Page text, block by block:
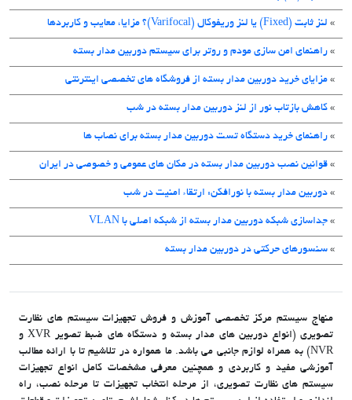
» لنز ثابت (Fixed) یا لنز وریفوکال (Varifocal)؟ مزایا، معایب و کاربردها
» راهنمای امن سازی مودم و روتر برای سیستم دوربین مدار بسته
» مزایای خرید دوربین مدار بسته از فروشگاه های تخصصی اینترنتی
» کاهش بازتاب نور از لنز دوربین مدار بسته در شب
» راهنمای خرید دستگاه تست دوربین مدار بسته برای نصاب ها
» قوانین نصب دوربین مدار بسته در مکان های عمومی و خصوصی در ایران
» دوربین مدار بسته با نورافکن: ارتقاء امنیت در شب
» جداسازی شبکه دوربین مدار بسته از شبکه اصلی با VLAN
» سنسورهای حرکتی در دوربین مدار بسته
منهاج سیستم مرکز تخصصی آموزش و فروش تجهیزات سیستم های نظارت
تصویری (انواع دوربین های مدار بسته و دستگاه های ضبط تصویر XVR و
NVR) به همراه لوازم جانبی می باشد. ما همواره در تلاشیم تا با ارائه مطالب
آموزشی مفید و کاربردی و همچنین معرفی مشخصات کامل انواع تجهیزات
سیستم های نظارت تصویری، از مرحله انتخاب تجهیزات تا مرحله نصب، راه